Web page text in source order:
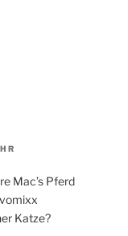
Mac’s Pferd
Katze?